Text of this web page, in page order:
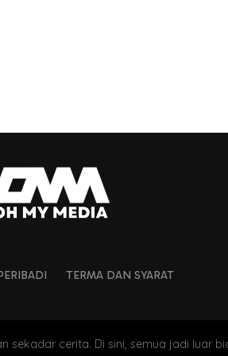
TERMA DAN SYARAT
sekadar cerita. Di sini, semua jadi luar